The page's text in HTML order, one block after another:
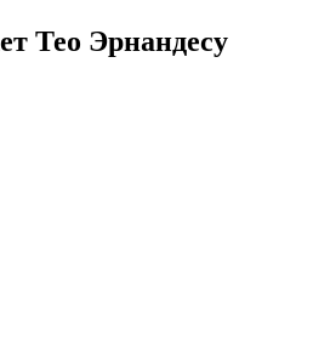
Тео Эрнандесу